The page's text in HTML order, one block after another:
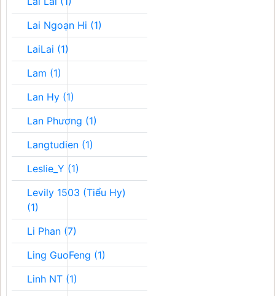
Lai Ngoạn Hi (1)
LaiLai (1)
Lam (1)
Lan Hy (1)
Lan Phương (1)
Langtudien (1)
Leslie_Y (1)
Levily 1503 (Tiểu Hy)
(1)
Li Phan (7)
Ling GuoFeng (1)
Linh NT (1)